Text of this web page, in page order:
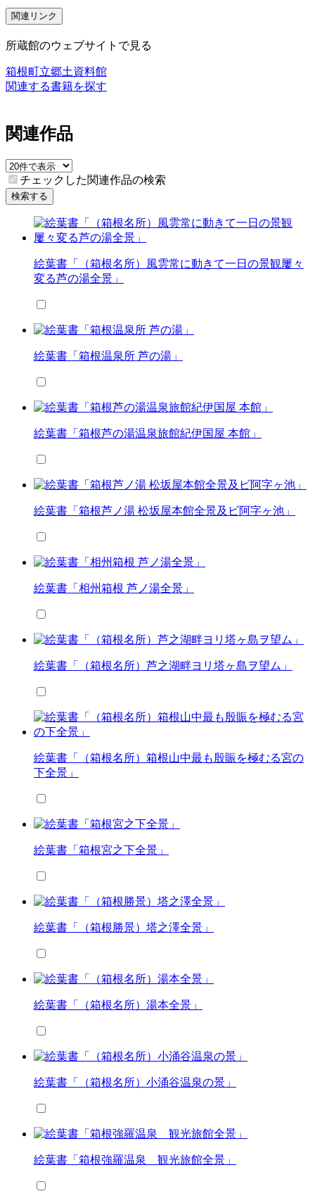
関連リンク
所蔵館のウェブサイトで見る
箱根町立郷土資料館
関連する書籍を探す
関連作品
チェックした関連作品の検索
検索する
絵葉書「（箱根名所）風雲常に動きて一日の景観屢々
変る芦の湯全景」
絵葉書「箱根温泉所 芦の湯」
絵葉書「箱根芦の湯温泉旅館紀伊国屋 本館」
絵葉書「箱根芦ノ湯 松坂屋本館全景及ビ阿字ヶ池」
絵葉書「相州箱根 芦ノ湯全景」
絵葉書「（箱根名所）芦之湖畔ヨリ塔ヶ島ヲ望ム」
絵葉書「（箱根名所）箱根山中最も殷賑を極むる宮の
下全景」
絵葉書「箱根宮之下全景」
絵葉書「（箱根勝景）塔之澤全景」
絵葉書「（箱根名所）湯本全景」
絵葉書「（箱根名所）小涌谷温泉の景」
絵葉書「箱根強羅温泉 観光旅館全景」